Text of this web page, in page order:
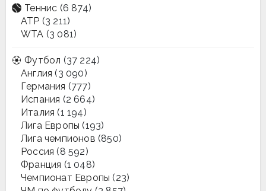
Теннис (6 874)
ATP (3 211)
WTA (3 081)
Футбол (37 224)
Англия (3 090)
Германия (777)
Испания (2 664)
Италия (1 194)
Лига Европы (193)
Лига чемпионов (850)
Россия (8 592)
Франция (1 048)
Чемпионат Европы (23)